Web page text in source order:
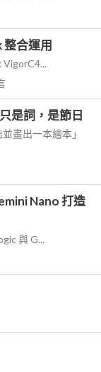
合運用
是詞，是節日
畫出一本繪本」
Nano 打造
與 G...